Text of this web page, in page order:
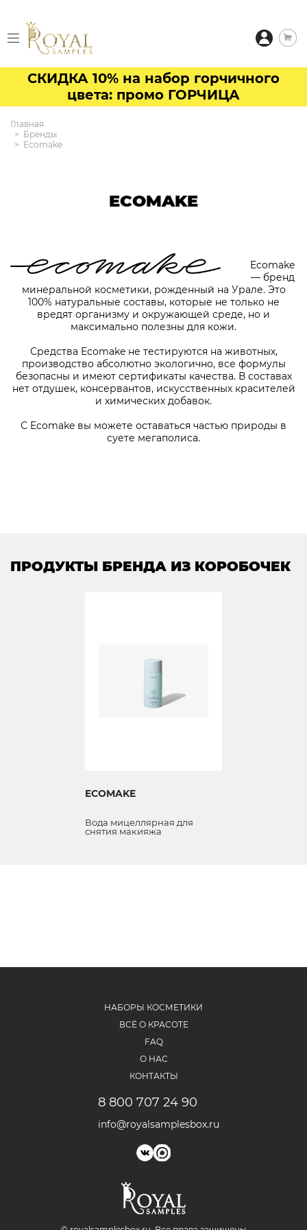
СКИДКА 10% на набор горчичного
цвета: промо ГОРЧИЦА
Главная
Бренды
Ecomake
ECOMAKE
Ecomake
— бренд
минеральной косметики, рожденный на Урале. Это
100% натуральные составы, которые не только не
вредят организму и окружающей среде, но и
максимально полезны для кожи.
Средства Ecomake не тестируются на животных,
производство абсолютно экологично, все формулы
безопасны и имеют сертификаты качества. В составах
нет отдушек, консервантов, искусственных красителей
и химических добавок.
С Ecomake вы можете оставаться частью природы в
суете мегаполиса.
ПРОДУКТЫ БРЕНДА ИЗ КОРОБОЧЕК
ECOMAKE
Вода мицеллярная для
снятия макияжа
НАБОРЫ КОСМЕТИКИ
ВСЁ О КРАСОТЕ
FAQ
О НАС
КОНТАКТЫ
8 800 707 24 90
info@royalsamplesbox.ru